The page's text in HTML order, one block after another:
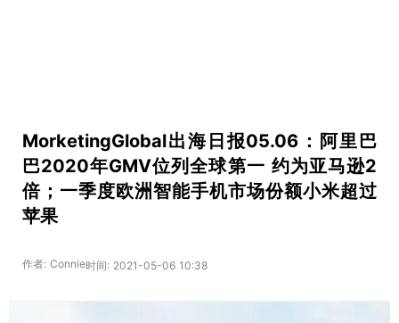
MorketingGlobal出海日报05.06：阿里巴
巴2020年GMV位列全球第一 约为亚马逊2
倍；一季度欧洲智能手机市场份额小米超过
苹果
作者: Connie时间: 2021-05-06 10:38